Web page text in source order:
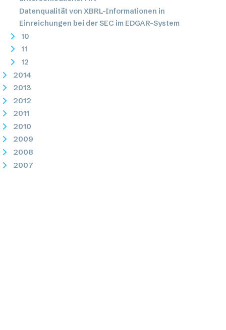
Datenqualität von XBRL-Informationen in
Einreichungen bei der SEC im EDGAR-System
10
11
12
2014
2013
2012
2011
2010
2009
2008
2007